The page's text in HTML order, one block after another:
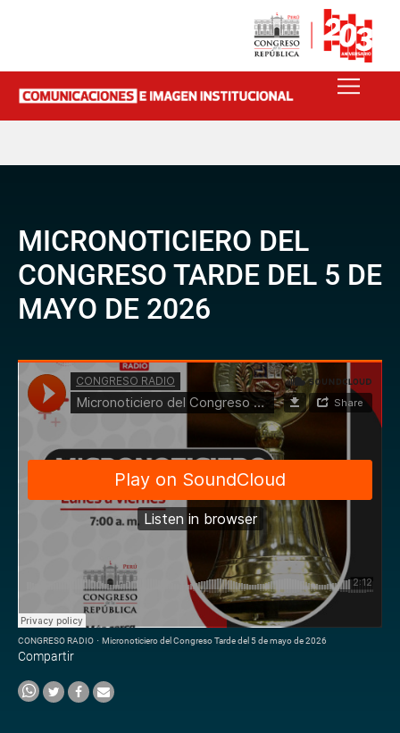
MICRONOTICIERO DEL
CONGRESO TARDE DEL 5 DE
MAYO DE 2026
CONGRESO RADIO · Micronoticiero del Congreso Tarde del 5 de mayo de 2026
Compartir